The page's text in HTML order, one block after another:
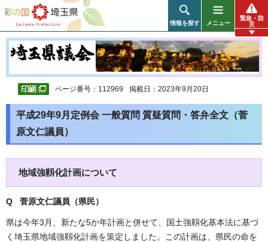
彩の国 埼玉県
情報を探す メニュー
緊急・防
災
ページ番号：112969 掲載日：2023年9月20日
平成29年9月定例会 一般質問 質疑質問・答弁全文（菅
原文仁議員）
地域強靱化計画について
Q 菅原文仁議員（県民）
県は今年3月、新たな5か年計画と併せて、国土強靱化基本法に基づ
く埼玉県地域強靱化計画を策定しました。この計画は、県民の命を